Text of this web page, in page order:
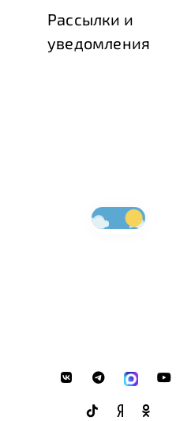
Рассылки и
уведомления